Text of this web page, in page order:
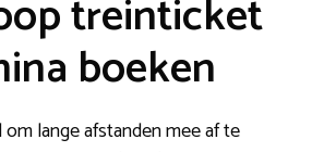
treinticket
boeken
om lange afstanden mee af te